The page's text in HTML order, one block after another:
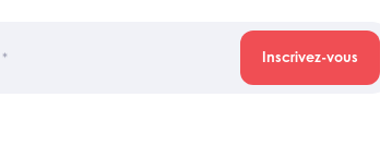
* Inscrivez-vous